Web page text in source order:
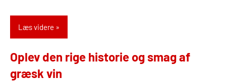
Læs videre
Oplev den rige historie og smag af
græsk vin